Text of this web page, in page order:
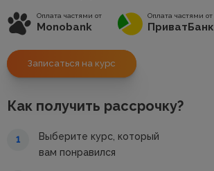
Оплата частями от
Monobank
Оплата частями от
ПриватБанк
Записаться на курс
Как получить рассрочку?
1
Выберите курс, который
вам понравился